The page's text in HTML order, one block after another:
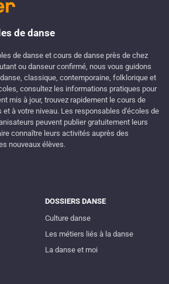
de danse
de danse et cours de danse près de chez
ou danseur confirmé, nous vous guidons
classique, contemporaine, folklorique et
consultez les informations pratiques pour
mis à jour, trouvez rapidement le cours de
et à votre niveau. Les responsables d'écoles de
peuvent publier gratuitement leurs
connaître leurs activités auprès des
nouveaux élèves.
DOSSIERS DANSE
Culture danse
Les métiers liés à la danse
La danse et moi